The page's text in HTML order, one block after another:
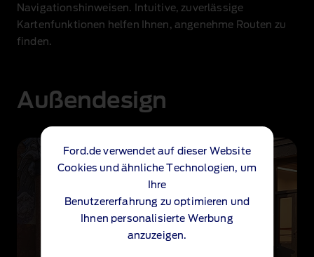
Ford.de verwendet auf dieser Website
Cookies und ähnliche Technologien, um
Ihre
Benutzererfahrung zu optimieren und
Ihnen personalisierte Werbung
anzuzeigen.
Navigationshinweisen. Intuitive, zuverlässige
Kartenfunktionen helfen Ihnen, angenehme Routen zu
finden.
Außendesign